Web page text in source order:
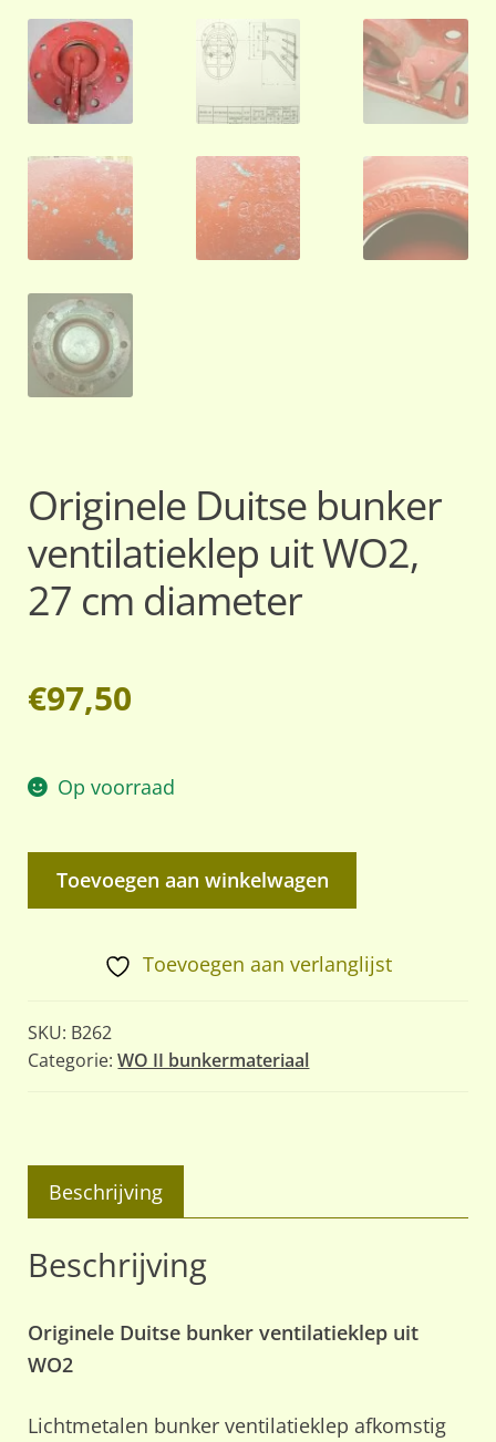
Originele Duitse bunker
ventilatieklep uit WO2,
27 cm diameter
€97,50
Op voorraad
ventilatieklep
WO2,
27
Toevoegen aan winkelwagen
Toevoegen aan verlanglijst
SKU: B262
Categorie:WO II bunkermateriaal
Beschrijving
Beschrijving
Originele Duitse bunker ventilatieklep uit
WO2
Lichtmetalen bunker ventilatieklep afkomstig